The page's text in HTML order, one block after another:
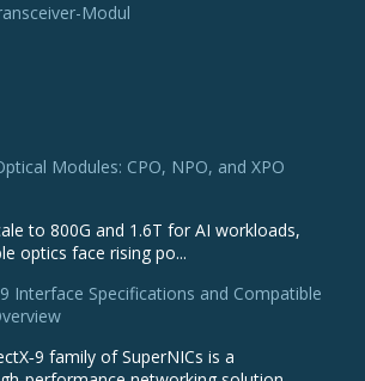
Modul
Modules: CPO, NPO, and XPO
to 800G and 1.6T for AI workloads,
optics face rising po...
Interface Specifications and Compatible
family of SuperNICs is a